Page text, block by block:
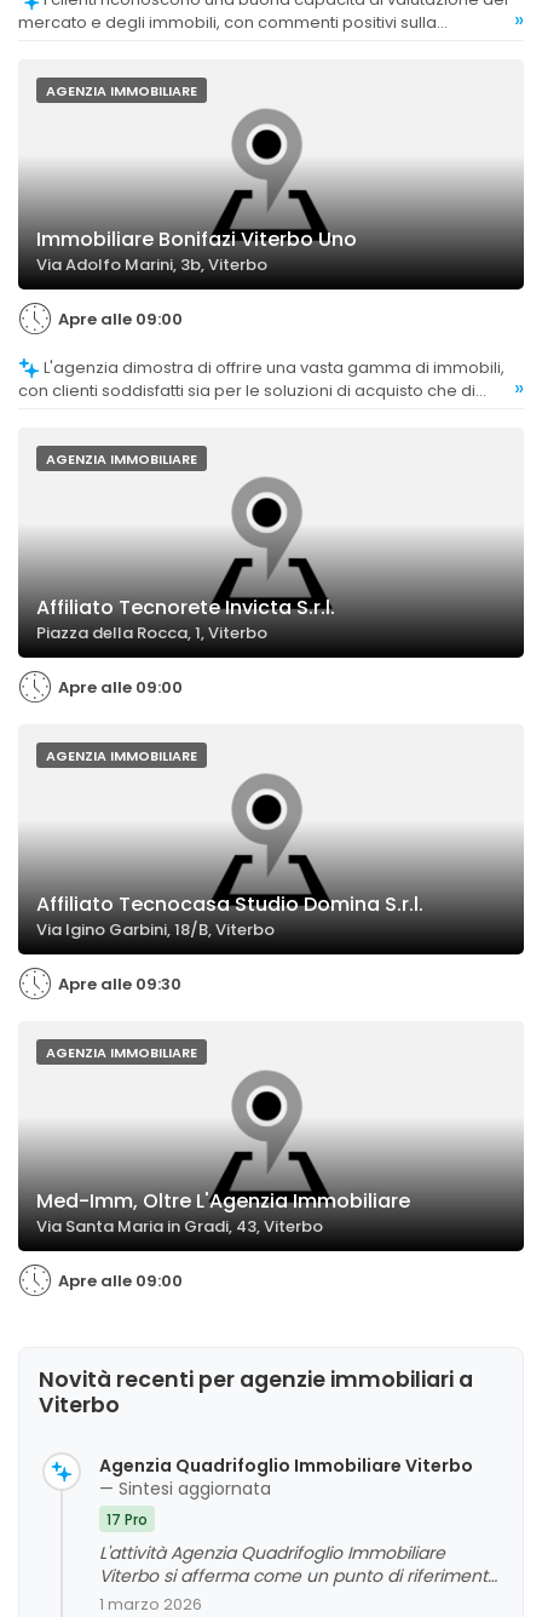
mercato e degli immobili, con commenti positivi sulla
»
AGENZIA IMMOBILIARE
Immobiliare Bonifazi Viterbo Uno
Via Adolfo Marini, 3b, Viterbo
Apre alle 09:00
con clienti soddisfatti sia per le soluzioni di acquisto che di
»
AGENZIA IMMOBILIARE
Affiliato Tecnorete Invicta S.r.l.
Piazza della Rocca, 1, Viterbo
Apre alle 09:00
AGENZIA IMMOBILIARE
Affiliato Tecnocasa Studio Domina S.r.l.
Via Igino Garbini, 18/B, Viterbo
Apre alle 09:30
AGENZIA IMMOBILIARE
Med-Imm, Oltre L'Agenzia Immobiliare
Via Santa Maria in Gradi, 43, Viterbo
Apre alle 09:00
Novità recenti per agenzie immobiliari a
Viterbo
Agenzia Quadrifoglio Immobiliare Viterbo
— Sintesi aggiornata
17 Pro
L'attività Agenzia Quadrifoglio Immobiliare
Viterbo si afferma come un punto di riferimento
affidabile e professionale nel settore
1 marzo 2026